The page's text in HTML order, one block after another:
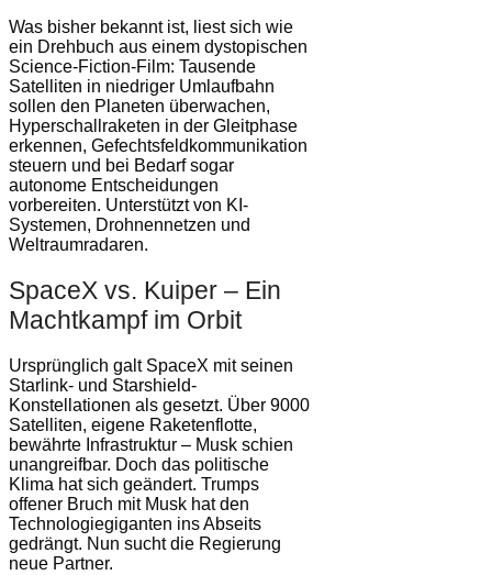
Was bisher bekannt ist, liest sich wie
ein Drehbuch aus einem dystopischen
Science-Fiction-Film: Tausende
Satelliten in niedriger Umlaufbahn
sollen den Planeten überwachen,
Hyperschallraketen in der Gleitphase
erkennen, Gefechtsfeldkommunikation
steuern und bei Bedarf sogar
autonome Entscheidungen
vorbereiten. Unterstützt von KI-
Systemen, Drohnennetzen und
Weltraumradaren.
SpaceX vs. Kuiper – Ein
Machtkampf im Orbit
Ursprünglich galt SpaceX mit seinen
Starlink- und Starshield-
Konstellationen als gesetzt. Über 9000
Satelliten, eigene Raketenflotte,
bewährte Infrastruktur – Musk schien
unangreifbar. Doch das politische
Klima hat sich geändert. Trumps
offener Bruch mit Musk hat den
Technologiegiganten ins Abseits
gedrängt. Nun sucht die Regierung
neue Partner.